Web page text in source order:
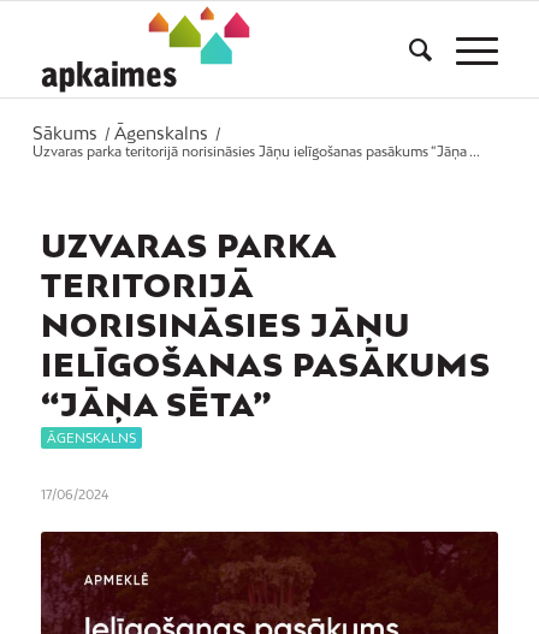
Sākums / Āgenskalns
/
Uzvaras parka teritorijā norisināsies Jāņu ielīgošanas pasākums “Jāņa ...
UZVARAS PARKA
TERITORIJĀ
NORISINĀSIES JĀŅU
IELĪGOŠANAS PASĀKUMS
“JĀŅA SĒTA”
ĀGENSKALNS
17/06/2024